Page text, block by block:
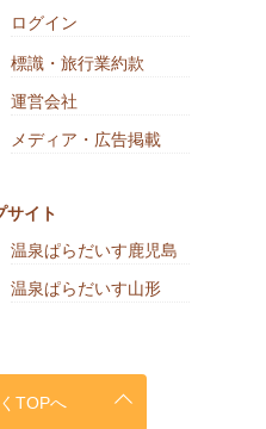
ログイン
標識・旅行業約款
運営会社
メディア・広告掲載
サイト
温泉ぱらだいす鹿児島
温泉ぱらだいす山形
TOPへ